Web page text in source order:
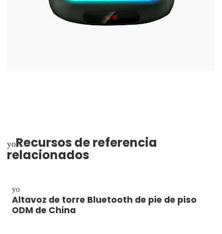
yoRecursos de referencia
relacionados
yo
Altavoz de torre Bluetooth de pie de piso
ODM de China